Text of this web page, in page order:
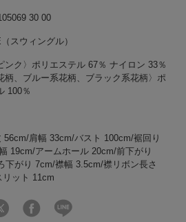
30 00
スウィングル）
ンク〉ポリエステル 67％ ナイロン 33％
柄、ブルー系花柄、ブラック系花柄〉ポ
100％
56cm/肩幅 33cm/バスト 100cm/裾回り
19cm/アームホール 20cm/前下がり
下がり 7cm/襟幅 3.5cm/襟リボン長さ
ット 11cm